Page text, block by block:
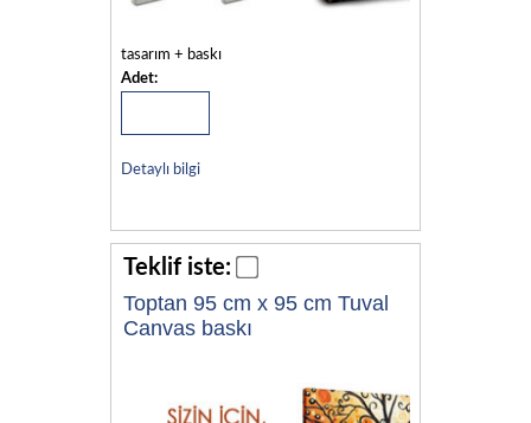
tasarım + baskı
Adet:
Detaylı bilgi
Teklif iste:
Toptan 95 cm x 95 cm Tuval
Canvas baskı